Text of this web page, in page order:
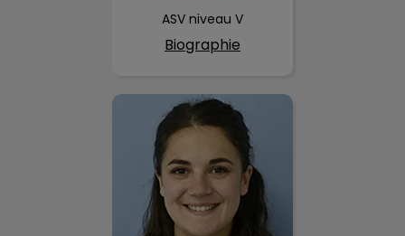
ASV niveau V
Biographie
Ninon BACH